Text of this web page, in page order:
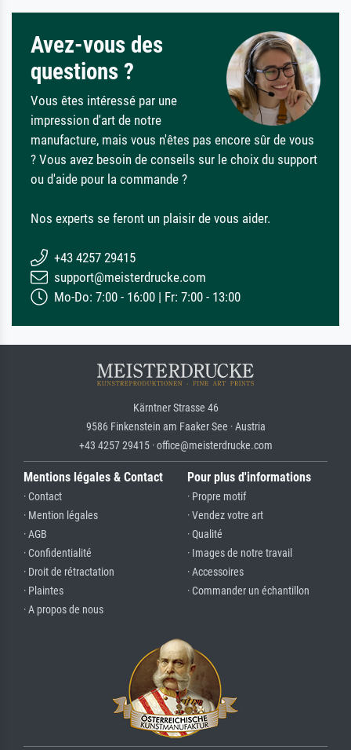
Avez-vous des
questions ?
Vous êtes intéressé par une
impression d'art de notre
manufacture, mais vous n'êtes pas encore sûr de vous
? Vous avez besoin de conseils sur le choix du support
ou d'aide pour la commande ?
Nos experts se feront un plaisir de vous aider.
+43 4257 29415
support@meisterdrucke.com
Mo-Do: 7:00 - 16:00 | Fr: 7:00 - 13:00
Kärntner Strasse 46
9586 Finkenstein am Faaker See · Austria
+43 4257 29415 · office@meisterdrucke.com
Mentions légales & Contact
· Contact
· Mention légales
· AGB
· Confidentialité
· Droit de rétractation
· Plaintes
· A propos de nous
Pour plus d'informations
· Propre motif
· Vendez votre art
· Qualité
· Images de notre travail
· Accessoires
· Commander un échantillon